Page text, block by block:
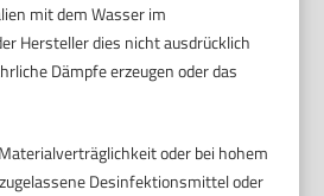
mit dem Wasser im
Hersteller dies nicht ausdrücklich
Dämpfe erzeugen oder das
oder bei hohem
Desinfektionsmittel oder